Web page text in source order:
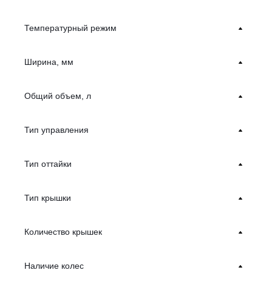
Температурный режим
Ширина, мм
Общий объем, л
Тип управления
Тип оттайки
Тип крышки
Количество крышек
Наличие колес